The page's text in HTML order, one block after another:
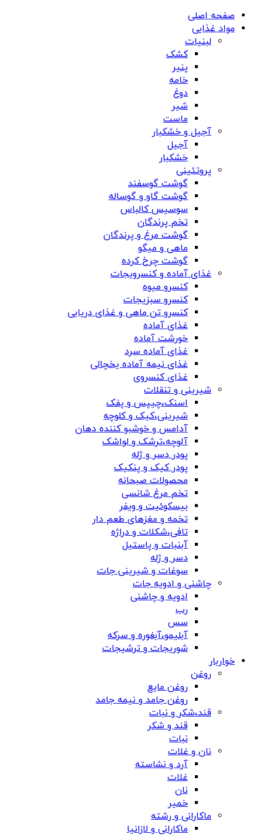
صفحه اصلی
مواد غذایی
لبنیات
کشک
پنیر
خامه
دوغ
شیر
ماست
آجیل و خشکبار
آجیل
خشکبار
پروتئینی
گوشت گوسفند
گوشت گاو و گوساله
سوسیس کالباس
تخم پرندگان
گوشت مرغ و پرندگان
ماهی و میگو
گوشت چرخ کرده
غذای آماده و کنسرویجات
کنسرو میوه
کنسرو سبزیجات
کنسرو تن ماهی و غذای دریایی
غذای آماده
خورشت آماده
غذای آماده سرد
غذای نیمه آماده یخچالی
غذای کنسروی
شیرینی و تنقلات
اسنک،چیپس و پفک
شیرینی،کیک و کلوچه
آدامس و خوشبو کننده دهان
آلوچه،ترشک و لواشک
پودر دسر و ژله
پودر کیک و پنکیک
محصولات صبحانه
تخم مرغ شانسی
بیسکوئیت و ویفر
تخمه و مغزهای طعم دار
تافی،شکلات و دراژه
آبنبات و پاستیل
دسر و ژله
سوغات و شیرینی جات
چاشنی و ادویه جات
ادویه و چاشنی
رب
سس
آبلیمو،آبغوره و سرکه
شوریجات و ترشیجات
خواربار
روغن
روغن مایع
روغن جامد و نیمه جامد
قند،شکر و نبات
قند و شکر
نبات
نان و غلات
آرد و نشاسته
غلات
نان
خمیر
ماکارانی و رشته
ماکارانی و لازانیا